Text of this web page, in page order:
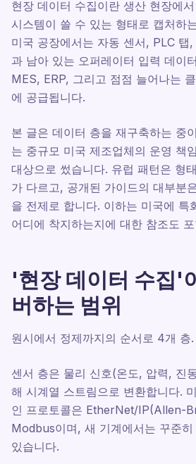
현장 데이터 수집이란 생산 현장에
시스템이 쓸 수 있는 형태로 캡처하
미국 공장에서는 자동 센서, PLC 탭
과 남아 있는 오퍼레이터 입력 데이
MES, ERP, 그리고 점점 늘어나는
에 공급됩니다.
본 글은 데이터 층을 재구축하는 중
는 중규모 미국 제조업체의 운영 책
대상으로 썼습니다. 유럽 패턴은 형
가 다르고, 공개된 가이드의 대부분
을 전제로 합니다. 이하는 미국에 특
어디에 착지하는지에 대한 참조도
'현장 데이터 수집'
버하는 범위
원시에서 정제까지의 순서로 4개 층.
센서 층은 물리 신호(온도, 압력, 진
해 시계열 스트림으로 변환합니다.
인 프로토콜은 EtherNet/IP(Allen-
Modbus이며, 새 기계에서는 꾸준
있습니다.